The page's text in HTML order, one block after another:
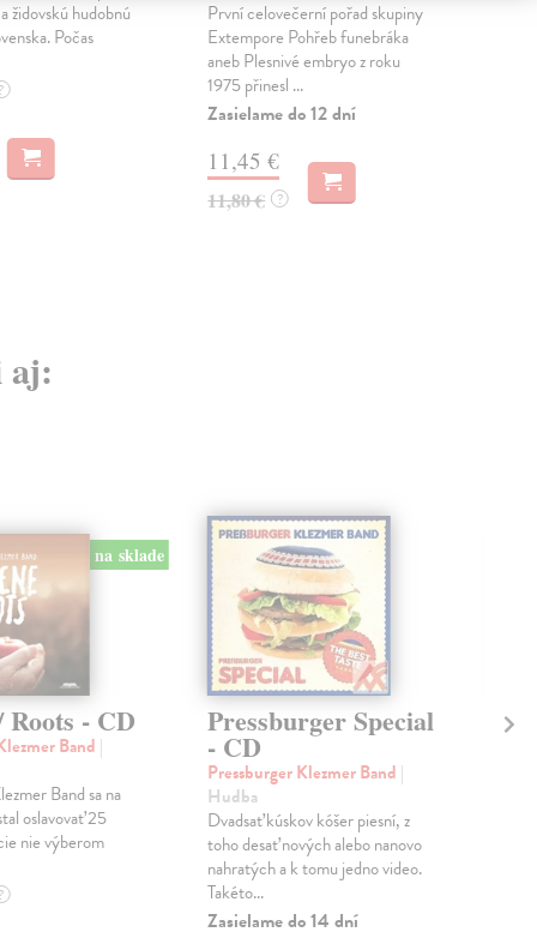
židovskú hudobnú
Počas
První celovečerní pořad skupiny
Extempore Pohřeb funebráka
aneb Plesnivé embryo z roku
1975 přinesl ...
Zasielame do 12 dní
11,45 €
11,80 € ?
aj:
na sklade
Roots - CD
Band |
Band sa na
oslavovať 25
nie výberom
?
Pressburger Special
- CD
Pressburger Klezmer Band |
Hudba
Dvadsať kúskov kóšer piesní, z
toho desať nových alebo nanovo
nahratých a k tomu jedno video.
Takéto...
Zasielame do 14 dní